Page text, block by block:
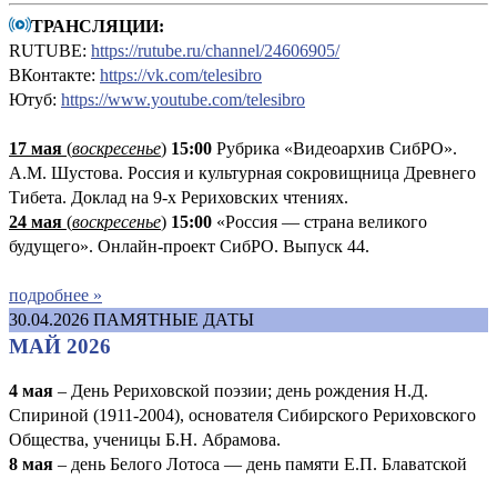
ТРАНСЛЯЦИИ:
RUTUBE: https://rutube.ru/channel/24606905/
ВКонтакте: https://vk.com/telesibro
Ютуб: https://www.youtube.com/telesibro
17 мая (воскресенье) 15:00 Рубрика «Видеоархив СибРО».
А.М. Шустова. Россия и культурная сокровищница Древнего
Тибета. Доклад на 9-х Рериховских чтениях.
24 мая (воскресенье) 15:00 «Россия — страна великого
будущего». Онлайн-проект СибРО. Выпуск 44.
подробнее »
30.04.2026 ПАМЯТНЫЕ ДАТЫ
МАЙ 2026
4 мая – День Рериховской поэзии; день рождения Н.Д.
Спириной (1911-2004), основателя Сибирского Рериховского
Общества, ученицы Б.Н. Абрамова.
8 мая – день Белого Лотоса — день памяти Е.П. Блаватской